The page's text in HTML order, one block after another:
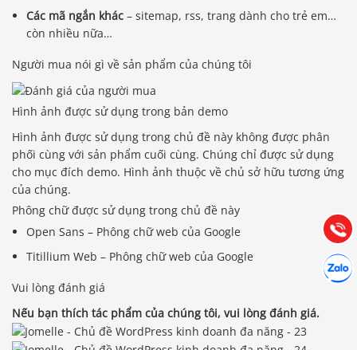
Các mã ngắn khác – sitemap, rss, trang dành cho trẻ em…
còn nhiều nữa…
Người mua nói gì về sản phẩm của chúng tôi
Hình ảnh được sử dụng trong bản demo
Hình ảnh được sử dụng trong chủ đề này không được phân
phối cùng với sản phẩm cuối cùng. Chúng chỉ được sử dụng
cho mục đích demo. Hình ảnh thuộc về chủ sở hữu tương ứng
của chúng.
Phông chữ được sử dụng trong chủ đề này
Open Sans – Phông chữ web của Google
Titillium Web – Phông chữ web của Google
Vui lòng đánh giá
Nếu bạn thích tác phẩm của chúng tôi, vui lòng đánh giá.
Gọi
Báo giá & Đặt hàng:
0903.976.769
(028) 22.166.144
Chát
Tư vấn
Hợp tác